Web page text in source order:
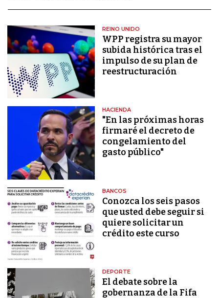
REINO UNIDO
WPP registra su mayor
subida histórica tras el
impulso de su plan de
reestructuración
HACIENDA
"En las próximas horas
firmaré el decreto de
congelamiento del
gasto público"
BANCOS
Conozca los seis pasos
que usted debe seguir si
quiere solicitar un
crédito este curso
DEPORTE
El debate sobre la
gobernanza de la Fifa